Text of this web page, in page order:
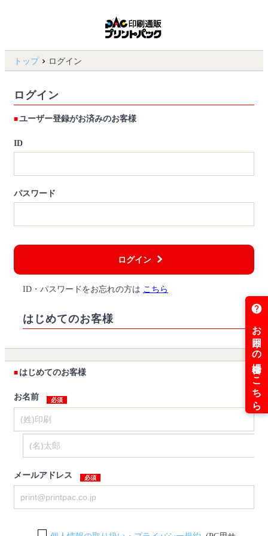
トップ ログイン
ログイン
ユーザー登録がお済みのお客様
ID
パスワード
ログイン
ID・パスワードをお忘れの方は こちら
はじめてのお客様
はじめてのお客様
お名前
メールアドレス